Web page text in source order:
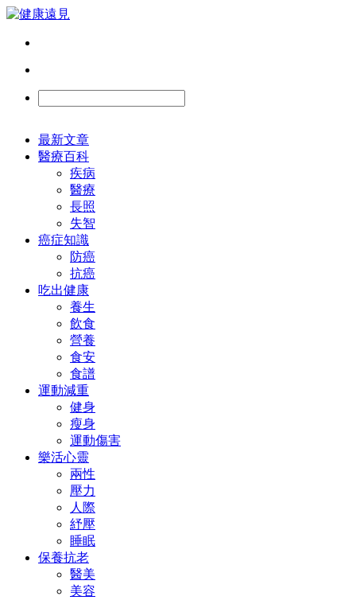
最新文章
醫療百科
疾病
醫療
長照
失智
癌症知識
防癌
抗癌
吃出健康
養生
飲食
營養
食安
食譜
運動減重
健身
瘦身
運動傷害
樂活心靈
兩性
壓力
人際
紓壓
睡眠
保養抗老
醫美
美容